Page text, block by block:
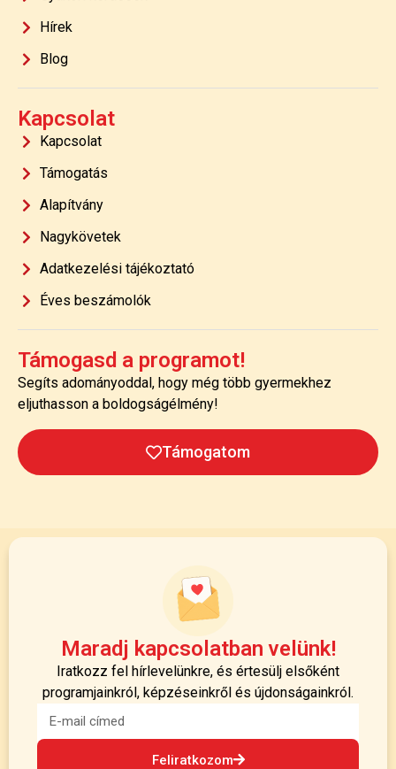
Hírek
Blog
Kapcsolat
Kapcsolat
Támogatás
Alapítvány
Nagykövetek
Adatkezelési tájékoztató
Éves beszámolók
Támogasd a programot!
Segíts adományoddal, hogy még több gyermekhez
eljuthasson a boldogságélmény!
Támogatom
Maradj kapcsolatban velünk!
Iratkozz fel hírlevelünkre, és értesülj elsőként
programjainkról, képzéseinkről és újdonságainkról.
Feliratkozom